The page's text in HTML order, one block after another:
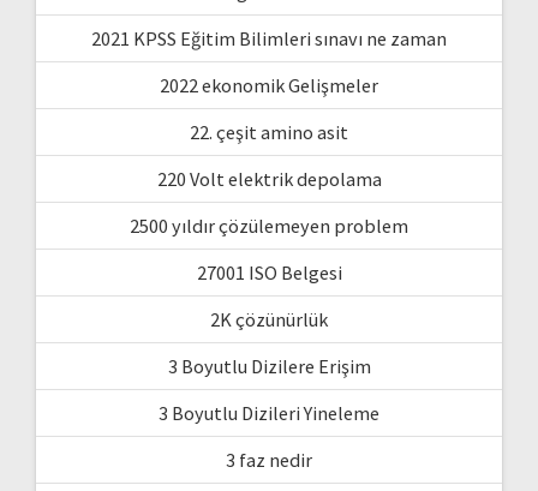
2021 KPSS Eğitim Bilimleri sınavı ne zaman
2022 ekonomik Gelişmeler
22. çeşit amino asit
220 Volt elektrik depolama
2500 yıldır çözülemeyen problem
27001 ISO Belgesi
2K çözünürlük
3 Boyutlu Dizilere Erişim
3 Boyutlu Dizileri Yineleme
3 faz nedir